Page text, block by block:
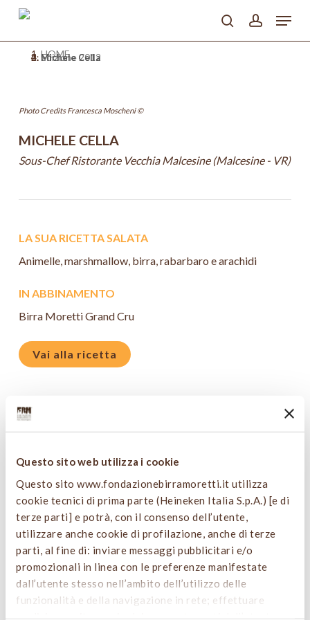
Questo sito web utilizza i cookie
Questo sito www.fondazionebirramoretti.it utilizza
cookie tecnici di prima parte (Heineken Italia S.p.A.) [e di
terze parti] e potrà, con il consenso dell’utente,
utilizzare anche cookie di profilazione, anche di terze
parti, al fine di: inviare messaggi pubblicitari e/o
promozionali in linea con le preferenze manifestate
dall’utente stesso nell’ambito dell’utilizzo delle
funzionalità e della navigazione in rete; effettuare
analisi e monitoraggio dei comportamenti dell’utente.
Skip
content
searchaccount
Menu
HOME
>
Edizione 2012
>
Michele Cella
Photo Credits Francesca Moscheni ©
MICHELE CELLA
Sous-Chef Ristorante Vecchia Malcesine (Malcesine - VR)
LA SUA RICETTA SALATA
Animelle, marshmallow, birra, rabarbaro e arachidi
IN ABBINAMENTO
Birra Moretti Grand Cru
Vai alla ricetta
“Croque&beer”, burrata, capperi e amarene
Birra Moretti Grand Cru
Vai alla ricetta
Close